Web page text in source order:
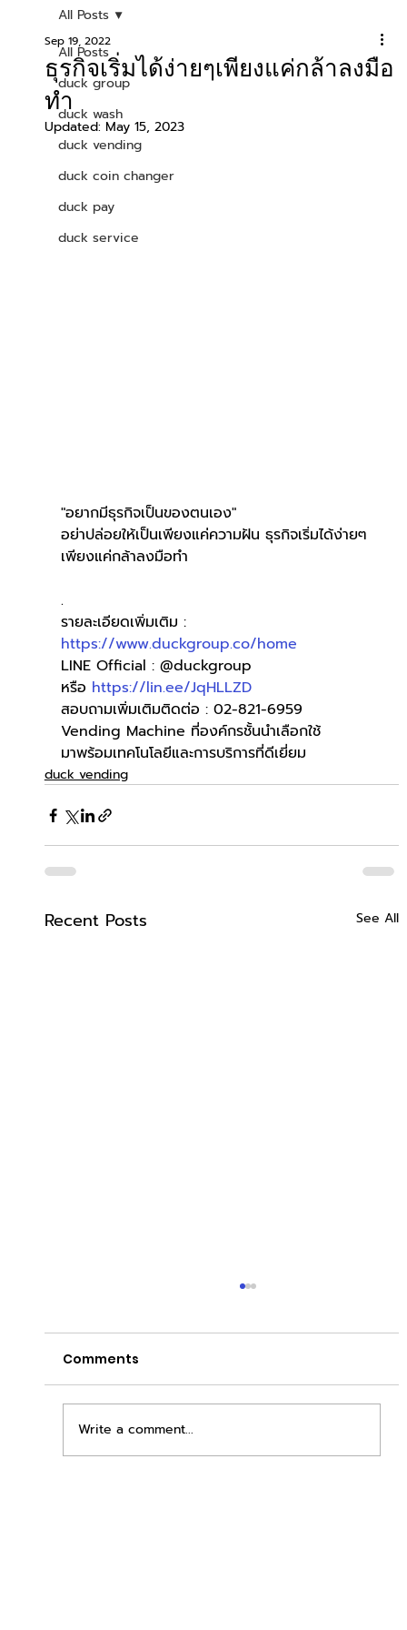
All Posts
duck group
duck wash
duck vending
duck coin changer
duck pay
duck service
All Posts
ธุรกิจเริ่มได้ง่ายๆเพียงแค่กล้าลงมือ
ทำ
Sep 19, 2022
Updated: May 15, 2023
"อยากมีธุรกิจเป็นของตนเอง"
อย่าปล่อยให้เป็นเพียงแค่ความฝัน ธุรกิจเริ่มได้ง่ายๆ
เพียงแค่กล้าลงมือทำ
.
รายละเอียดเพิ่มเติม :
https://www.duckgroup.co/home
LINE Official : @duckgroup
หรือ https://lin.ee/JqHLLZD
สอบถามเพิ่มเติมติดต่อ : 02-821-6959
Vending Machine ที่องค์กรชั้นนำเลือกใช้
มาพร้อมเทคโนโลยีและการบริการที่ดีเยี่ยม
duck vending
Recent Posts See All
Comments
Write a comment...